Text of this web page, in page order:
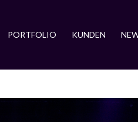
PORTFOLIO KUNDEN